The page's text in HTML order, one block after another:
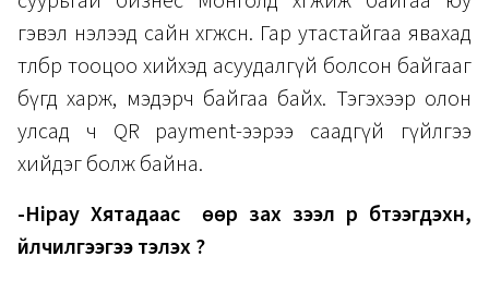
гэвэл нэлээд сайн хөгжсөн. Гар утастайгаа явахад
төлбөр тооцоо хийхэд асуудалгүй болсон байгааг
бүгд харж, мэдэрч байгаа байх. Тэгэхээр олон
улсад ч QR payment-ээрээ саадгүй гүйлгээ
хийдэг болж байна.
-Hipay Хятадаас өөр зах зээл рүү бүтээгдэхүүн,
үйлчилгээгээ тэлэх үү?